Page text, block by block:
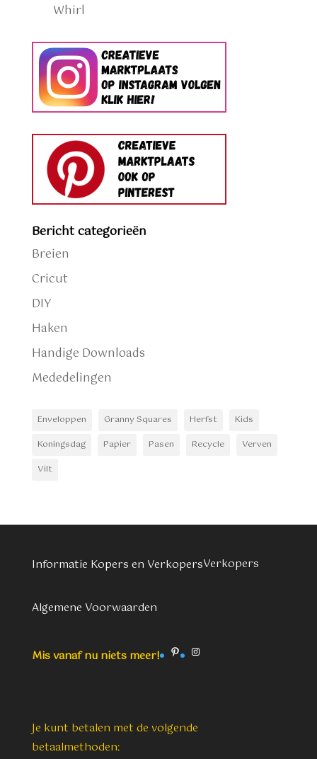
Whirl
Bericht categorieën
Breien
Cricut
DIY
Haken
Handige Downloads
Mededelingen
Enveloppen Granny Squares Herfst
Kids
Koningsdag
Papier Pasen Recycle
Verven
Vilt
Informatie Kopers en VerkopersVerkopers
Algemene Voorwaarden
Mis vanaf nu niets meer! PinterestInstagram
Je kunt betalen met de volgende
betaalmethoden: